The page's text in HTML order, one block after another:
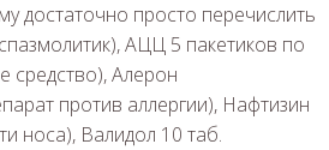
достаточно просто перечислить
АЦЦ 5 пакетиков по
средство), Алерон
против аллергии), Нафтизин
носа), Валидол 10 таб.